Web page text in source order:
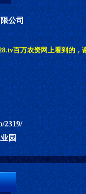
公司
百万农资网上看到的，
2319/
园